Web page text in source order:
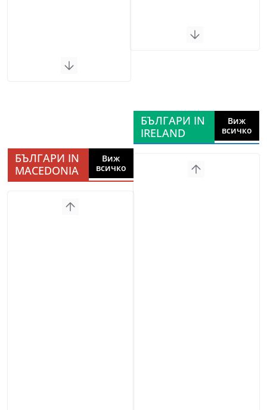
БЪЛГАРИ IN
MACEDONIA
Виж
всичко
БЪЛГАРИ IN
IRELAND
Виж
всичко